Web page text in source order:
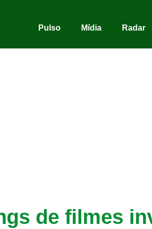
Pulso Mídia Radar
de filmes